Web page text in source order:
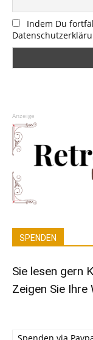
Indem Du
Anzeige
SPENDEN
Sie lesen gern
Zeigen Sie